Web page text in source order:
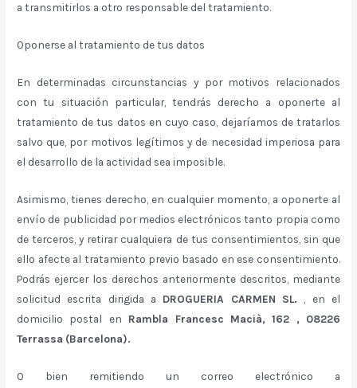
a transmitirlos a otro responsable del tratamiento.
Oponerse al tratamiento de tus datos
En determinadas circunstancias y por motivos relacionados
con tu situación particular, tendrás derecho a oponerte al
tratamiento de tus datos en cuyo caso, dejaríamos de tratarlos
salvo que, por motivos legítimos y de necesidad imperiosa para
el desarrollo de la actividad sea imposible.
Asimismo, tienes derecho, en cualquier momento, a oponerte al
envío de publicidad por medios electrónicos tanto propia como
de terceros, y retirar cualquiera de tus consentimientos, sin que
ello afecte al tratamiento previo basado en ese consentimiento.
Podrás ejercer los derechos anteriormente descritos, mediante
solicitud escrita dirigida a DROGUERIA CARMEN SL. , en el
domicilio postal en Rambla Francesc Macià, 162 , 08226
Terrassa (Barcelona).
O bien remitiendo un correo electrónico a